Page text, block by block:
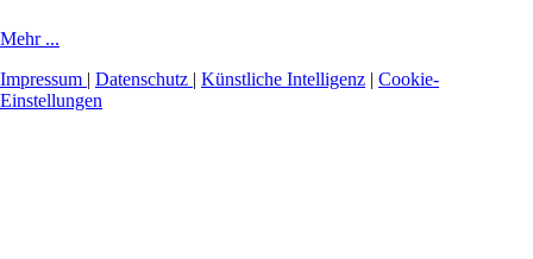
Mehr ...
Impressum | Datenschutz | Künstliche Intelligenz | Cookie-
Einstellungen